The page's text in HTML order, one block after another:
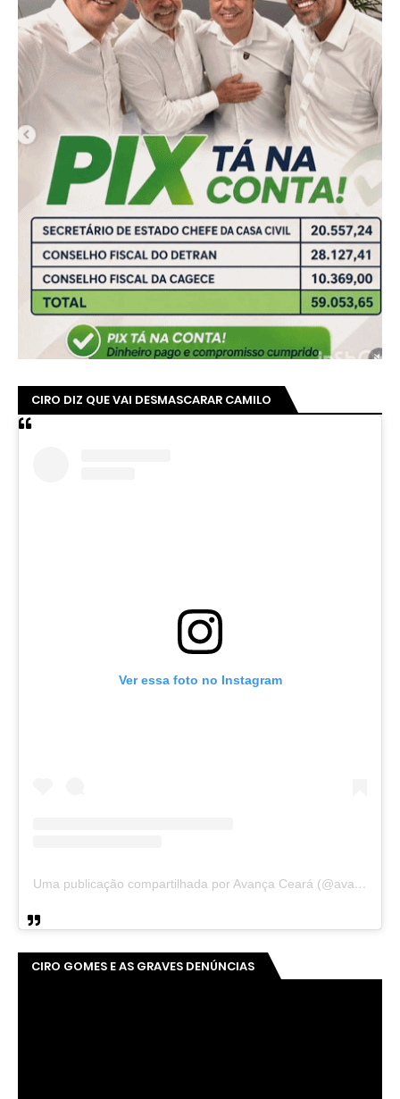
CIRO DIZ QUE VAI DESMASCARAR CAMILO
Ver essa foto no Instagram
Uma publicação compartilhada por Avança Ceará (@avancaceara)
CIRO GOMES E AS GRAVES DENÚNCIAS